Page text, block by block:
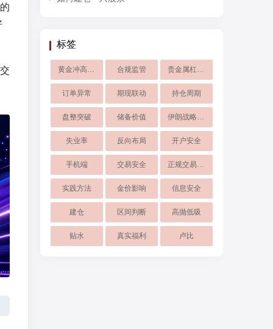
标签
黄金冲高震荡 合规监管 贵金属杠杆交易
订单异常 期现联动 持仓周期
盘整突破 储备价值 伊朗战略筹码
失业率 反向布局 开户安全
手机端 交易安全 正规交易平台
实践方法 金价影响 信息安全
建仓 区间判断 高抛低吸
贴水 真实福利 卢比